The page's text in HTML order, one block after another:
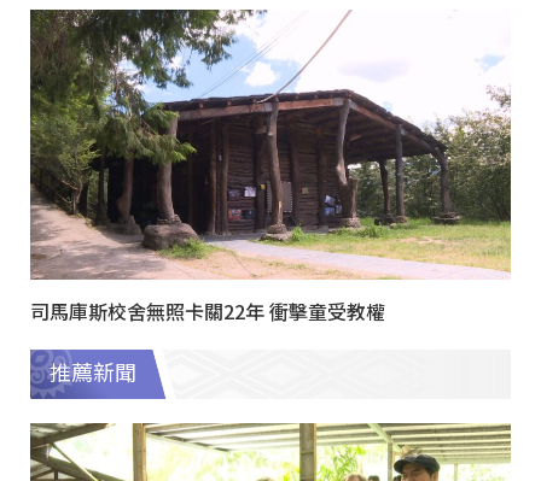
司馬庫斯校舍無照卡關22年 衝擊童受教權
推薦新聞